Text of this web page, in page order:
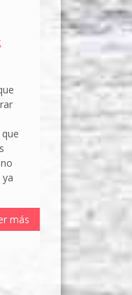
más